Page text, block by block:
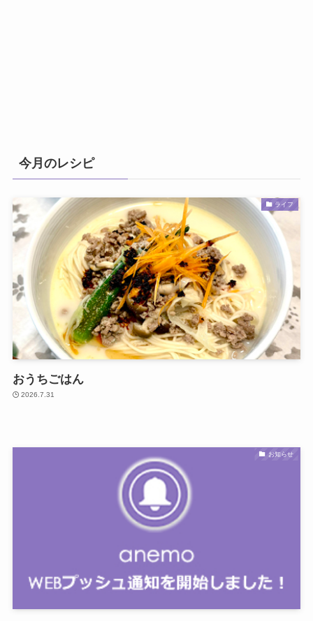
今月のレシピ
ライフ
おうちごはん
2026.7.31
お知らせ